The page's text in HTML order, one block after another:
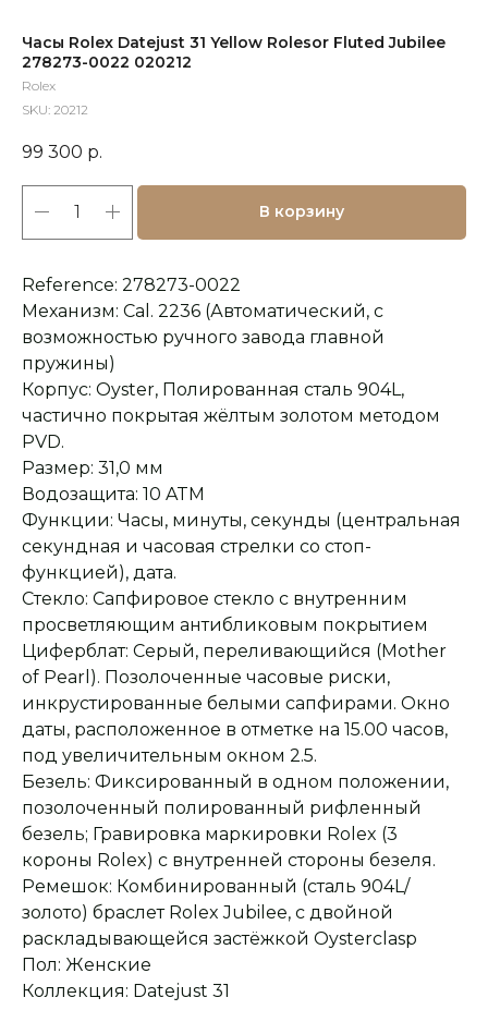
Часы Rolex Datejust 31 Yellow Rolesor Fluted Jubilee
278273-0022 020212
Rolex
SKU: 20212
99 300 р.
В корзину
Reference: 278273-0022
Механизм: Cal. 2236 (Автоматический, с
возможностью ручного завода главной
пружины)
Корпус: Oyster, Полированная сталь 904L,
частично покрытая жёлтым золотом методом
PVD.
Размер: 31,0 мм
Водозащита: 10 ATM
Функции: Часы, минуты, секунды (центральная
секундная и часовая стрелки со стоп-
функцией), дата.
Стекло: Сапфировое стекло с внутренним
просветляющим антибликовым покрытием
Циферблат: Серый, переливающийся (Mother
of Pearl). Позолоченные часовые риски,
инкрустированные белыми сапфирами. Окно
даты, расположенное в отметке на 15.00 часов,
под увеличительным окном 2.5.
Безель: Фиксированный в одном положении,
позолоченный полированный рифленный
безель; Гравировка маркировки Rolex (3
короны Rolex) с внутренней стороны безеля.
Ремешок: Комбинированный (сталь 904L/
золото) браслет Rolex Jubilee, с двойной
раскладывающейся застёжкой Oysterclasp
Пол: Женские
Коллекция: Datejust 31
Оплата при получении
Заказ опласивается
после примерки и
осмотра товара
Подробная
консультация
Ответим на все вопросы
и поможем с выбором
Сервисное
обслуживание
На все товары
Превосходное исполнение